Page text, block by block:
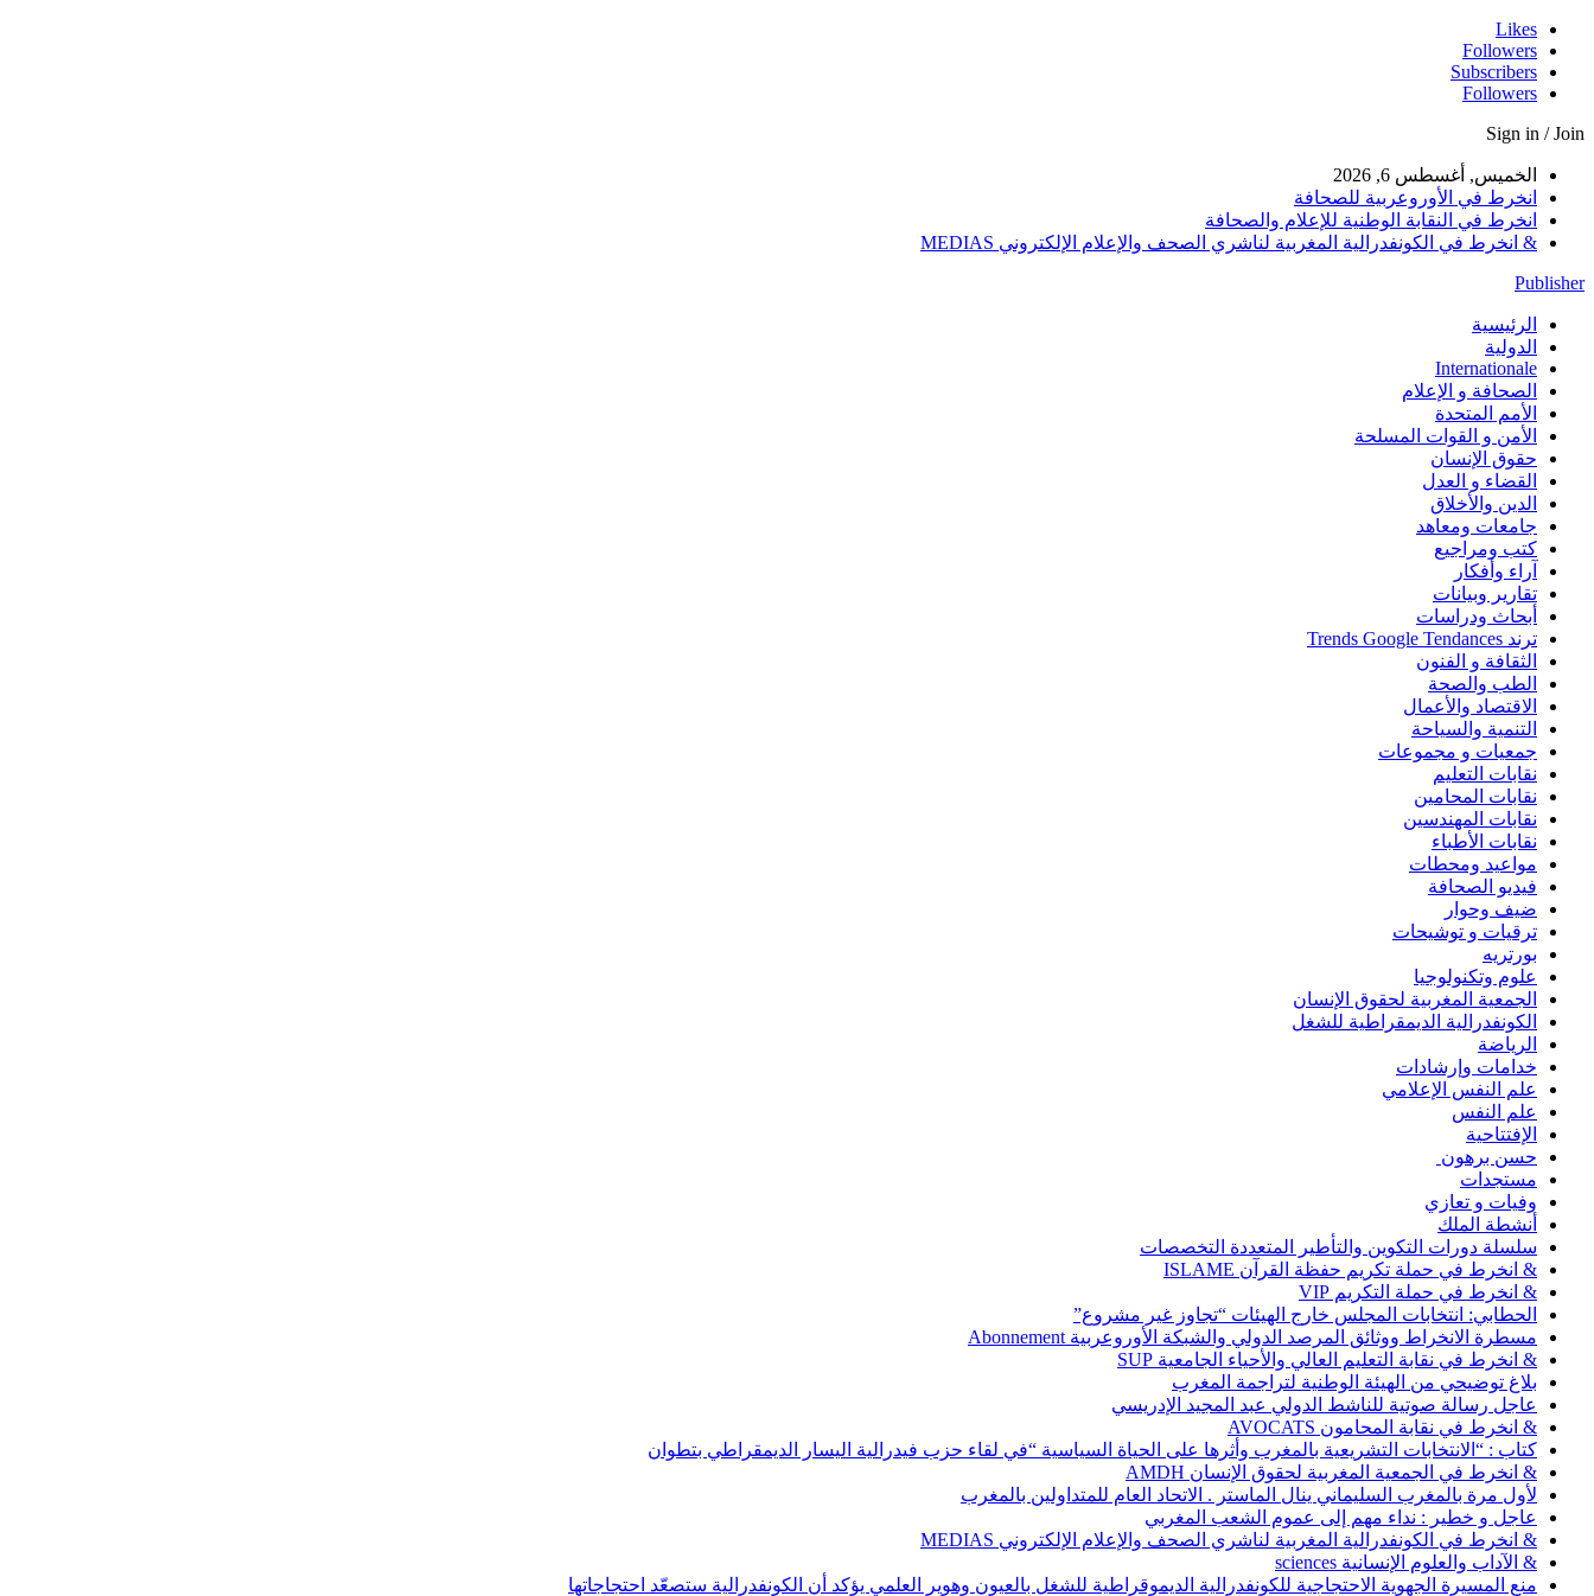
Likes
Followers
Subscribers
Followers
Sign in / Join
الخميس, أغسطس 6, 2026
انخرط في الأوروعربية للصحافة
انخرط في النقابة الوطنية للإعلام والصحافة
& انخرط في الكونفدرالية المغربية لناشري الصحف والإعلام الإلكتروني MEDIAS
Publisher
الرئيسية
الدولية
Internationale
الصحافة و الإعلام
الأمم المتحدة
الأمن و القوات المسلحة
حقوق الإنسان
القضاء و العدل
الدين والأخلاق
جامعات ومعاهد
كتب ومراجيع
آراء وأفكار
تقارير وبيانات
أبحاث ودراسات
ترند Trends Google Tendances
الثقافة و الفنون
الطب والصحة
الاقتصاد والأعمال
التنمية والسياحة
جمعيات و مجموعات
نقابات التعليم
نقابات المحامين
نقابات المهندسين
نقابات الأطباء
مواعيد ومحطات
فيديو الصحافة
ضيف وحوار
ترقيات و توشيحات
بورتريه
علوم وتكنولوجيا
الجمعية المغربية لحقوق الإنسان
الكونفدرالية الديمقراطية للشغل
الرياضة
خدامات وإرشادات
علم النفس الإعلامي
علم النفس
الإفتتاحية
حسن برهون
مستجدات
وفيات و تعازي
أنشطة الملك
سلسلة دورات التكوين والتأطير المتعددة التخصصات
& انخرط في حملة تكريم حفظة القرآن ISLAME
& انخرط في حملة التكريم VIP
الحطابي: انتخابات المجلس خارج الهيئات “تجاوز غير مشروع”
مسطرة الانخراط ووثائق المرصد الدولي والشبكة الأوروعربية Abonnement
& انخرط في نقابة التعليم العالي والأحياء الجامعية SUP
بلاغ توضيحي من الهيئة الوطنية لتراجمة المغرب
عاجل رسالة صوتية للناشط الدولي عبد المجيد الإدريسي
& انخرط في نقابة المحامون AVOCATS
كتاب : “الانتخابات التشريعية بالمغرب وأثرها على الحياة السياسية “في لقاء حزب فيدرالية اليسار الديمقراطي بتطوان
& انخرط في الجمعية المغربية لحقوق الإنسان AMDH
لأول مرة بالمغرب السليماني ينال الماستر . الاتحاد العام للمتداولين بالمغرب
عاجل و خطير : نداء مهم إلى عموم الشعب المغربي
& انخرط في الكونفدرالية المغربية لناشري الصحف والإعلام الإلكتروني MEDIAS
& الآداب والعلوم الإنسانية sciences
منع المسيرة الجهوية الاحتجاجية للكونفدرالية الديموقراطية للشغل بالعيون وهوير العلمي يؤكد أن الكونفدرالية ستصعّد احتجاجاتها